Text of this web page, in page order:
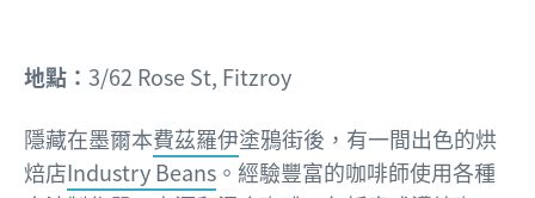
地點： 3/62 Rose St, Fitzroy
隱藏在墨爾本費茲羅伊塗鴉街後，有一間出色的烘
焙店Industry Beans 。經驗豐富的咖啡師使用各種